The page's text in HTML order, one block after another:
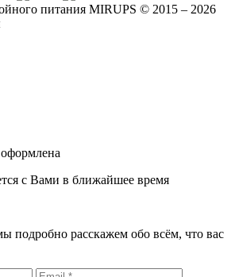
питания MIRUPS © 2015 – 2026
с Вами в ближайшее время
подробно расскажем обо всём, что вас